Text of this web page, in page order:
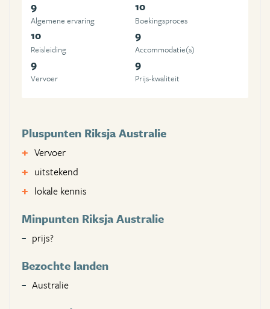
9
Algemene ervaring
10
Boekingsproces
10
Reisleiding
9
Accommodatie(s)
9
Vervoer
9
Prijs-kwaliteit
Pluspunten Riksja Australie
Vervoer
uitstekend
lokale kennis
Minpunten Riksja Australie
prijs?
Bezochte landen
Australie